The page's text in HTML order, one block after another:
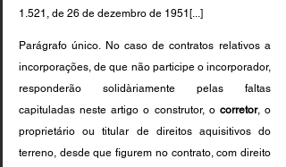
1.521, de 26 de dezembro de 1951[...]
Parágrafo único. No caso de contratos relativos a
incorporações, de que não participe o incorporador,
responderão solidàriamente pelas faltas
capituladas neste artigo o construtor, o corretor, o
proprietário ou titular de direitos aquisitivos do
terreno, desde que figurem no contrato, com direito